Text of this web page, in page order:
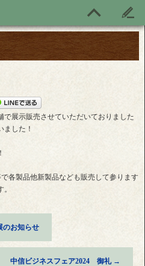
で展示販売させていただいておりました
した！
各製品他新製品なども販売して参ります
のお知らせ
中信ビジネスフェア2024 御礼 →